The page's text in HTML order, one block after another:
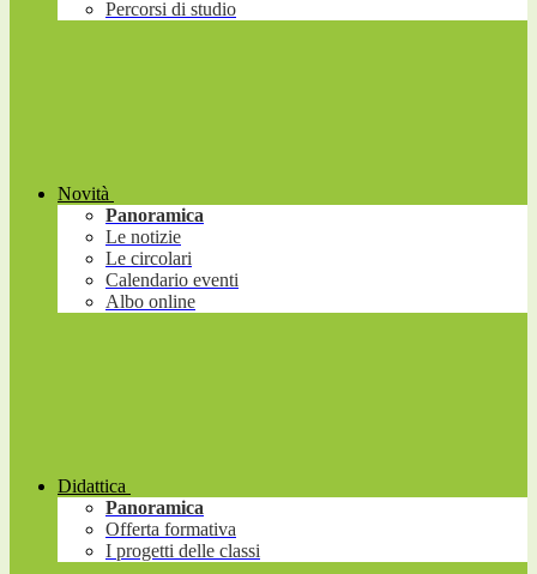
Percorsi di studio
Novità
Panoramica
Le notizie
Le circolari
Calendario eventi
Albo online
Didattica
Panoramica
Offerta formativa
I progetti delle classi